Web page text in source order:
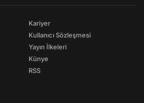
Kariyer
Kullanıcı Sözleşmesi
Yayın İlkeleri
Künye
RSS